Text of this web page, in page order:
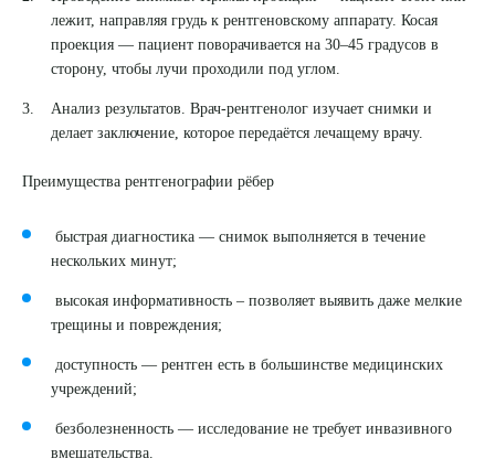
лежит, направляя грудь к рентгеновскому аппарату. Косая
проекция — пациент поворачивается на 30–45 градусов в
сторону, чтобы лучи проходили под углом.
Анализ результатов. Врач-рентгенолог изучает снимки и
делает заключение, которое передаётся лечащему врачу.
Преимущества рентгенографии рёбер
быстрая диагностика — снимок выполняется в течение
нескольких минут;
высокая информативность – позволяет выявить даже мелкие
трещины и повреждения;
доступность — рентген есть в большинстве медицинских
учреждений;
безболезненность — исследование не требует инвазивного
вмешательства.
Выберите сопутствующую услугу